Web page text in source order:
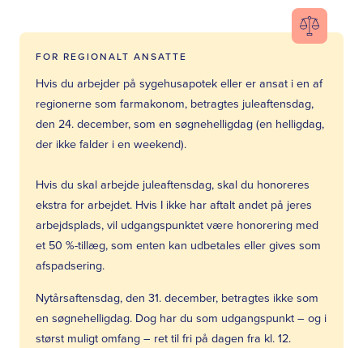
FOR REGIONALT ANSATTE
Hvis du arbejder på sygehusapotek eller er ansat i en af
regionerne som farmakonom, betragtes juleaftensdag,
den 24. december, som en søgnehelligdag (en helligdag,
der ikke falder i en weekend).
Hvis du skal arbejde juleaftensdag, skal du honoreres
ekstra for arbejdet. Hvis I ikke har aftalt andet på jeres
arbejdsplads, vil udgangspunktet være honorering med
et 50 %-tillæg, som enten kan udbetales eller gives som
afspadsering.
Nytårsaftensdag, den 31. december, betragtes ikke som
en søgnehelligdag. Dog har du som udgangspunkt – og i
størst muligt omfang – ret til fri på dagen fra kl. 12.